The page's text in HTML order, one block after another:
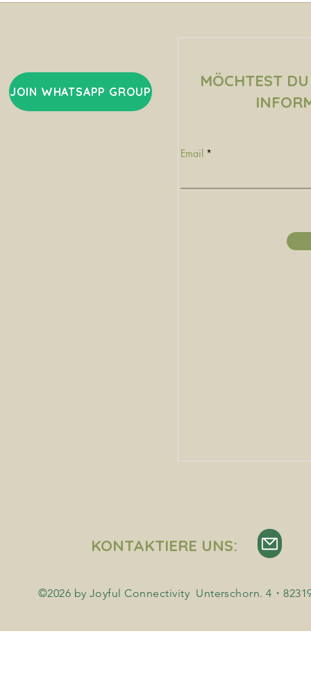
JOIN WHATSAPP GROUP
MÖCHTEST
Email
KONTAKTIERE UNS:
©2026 by Joyful Connectivity Unterschorn. 4・